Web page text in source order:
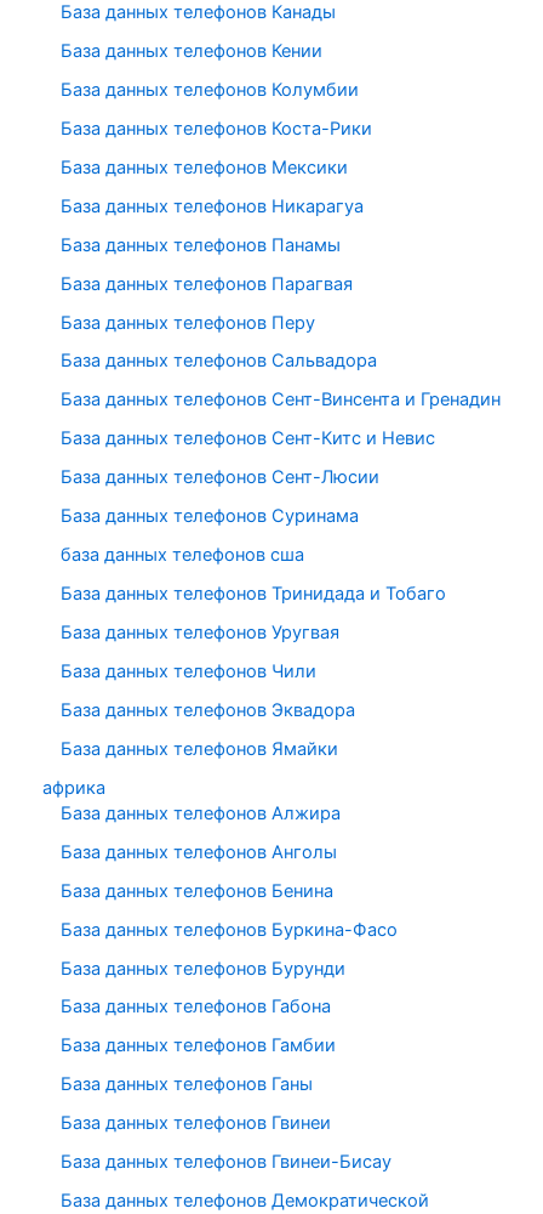
База данных телефонов Канады
База данных телефонов Кении
База данных телефонов Колумбии
База данных телефонов Коста-Рики
База данных телефонов Мексики
База данных телефонов Никарагуа
База данных телефонов Панамы
База данных телефонов Парагвая
База данных телефонов Перу
База данных телефонов Сальвадора
База данных телефонов Сент-Винсента и Гренадин
База данных телефонов Сент-Китс и Невис
База данных телефонов Сент-Люсии
База данных телефонов Суринама
база данных телефонов сша
База данных телефонов Тринидада и Тобаго
База данных телефонов Уругвая
База данных телефонов Чили
База данных телефонов Эквадора
База данных телефонов Ямайки
африка
База данных телефонов Алжира
База данных телефонов Анголы
База данных телефонов Бенина
База данных телефонов Буркина-Фасо
База данных телефонов Бурунди
База данных телефонов Габона
База данных телефонов Гамбии
База данных телефонов Ганы
База данных телефонов Гвинеи
База данных телефонов Гвинеи-Бисау
База данных телефонов Демократической